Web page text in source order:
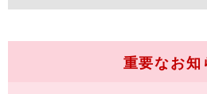
重要なお知